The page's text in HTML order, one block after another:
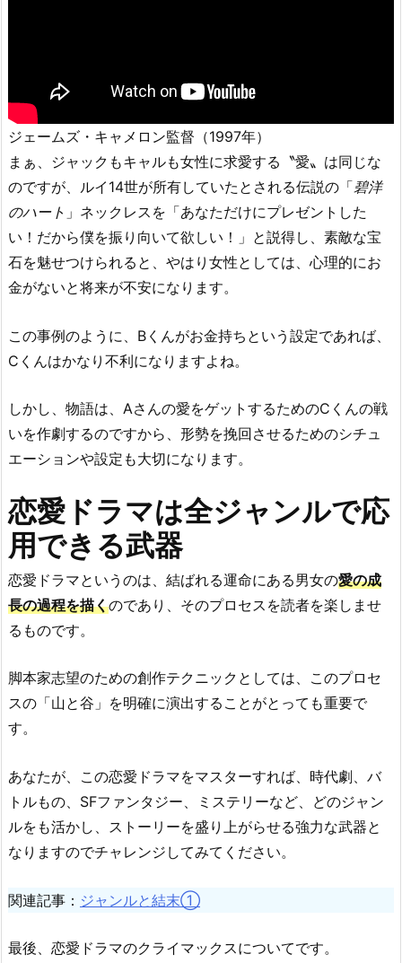
ジェームズ・キャメロン監督（1997年）
まぁ、ジャックもキャルも女性に求愛する〝愛〟は同じな
のですが、ルイ14世が所有していたとされる伝説の「碧洋
のハート 」ネックレスを「あなただけにプレゼントした
い！だから僕を振り向いて欲しい！」と説得し、素敵な宝
石を魅せつけられると、やはり女性としては、心理的にお
金がないと将来が不安になります。
この事例のように、Bくんがお金持ちという設定であれば、
Cくんはかなり不利になりますよね。
しかし、物語は、Aさんの愛をゲットするためのCくんの戦
いを作劇するのですから、形勢を挽回させるためのシチュ
エーションや設定も大切になります。
恋愛ドラマは全ジャンルで応
用できる武器
恋愛ドラマというのは、結ばれる運命にある男女の愛の成
長の過程を描くのであり、そのプロセスを読者を楽しませ
るものです。
脚本家志望のための創作テクニックとしては、このプロセ
スの「山と谷」を明確に演出することがとっても重要で
す。
あなたが、この恋愛ドラマをマスターすれば、時代劇、バ
トルもの、SFファンタジー、ミステリーなど、どのジャン
ルをも活かし、ストーリーを盛り上がらせる強力な武器と
なりますのでチャレンジしてみてください。
関連記事： ジャンルと結末①
最後、恋愛ドラマのクライマックスについてです。